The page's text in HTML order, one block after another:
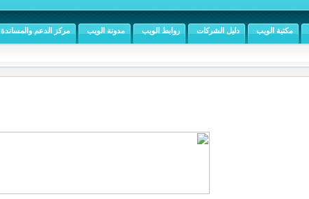
مكتبة الويب دليل الشركات روابط الويب مدونة الويب مركز الدعم والمساندة